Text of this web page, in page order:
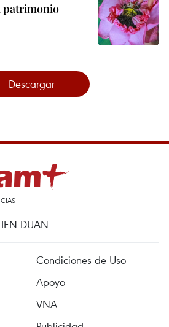
patrimonio
Descargar
DUAN
Condiciones de Uso
Apoyo
VNA